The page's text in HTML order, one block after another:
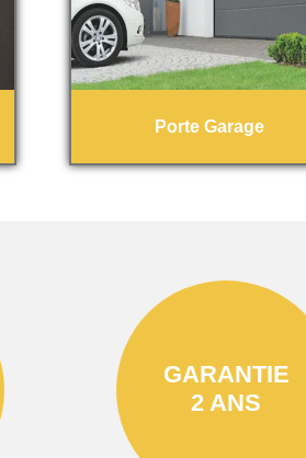
Porte Garage
GARANTIE
2 ANS